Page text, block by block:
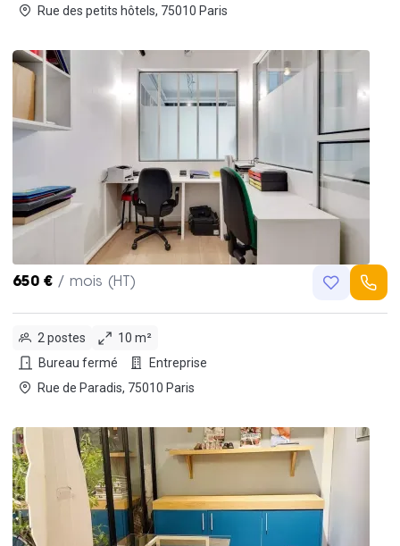
Rue des petits hôtels, 75010 Paris
650 € / mois (HT)
2 postes
10 m²
Bureau fermé
Entreprise
Rue de Paradis, 75010 Paris